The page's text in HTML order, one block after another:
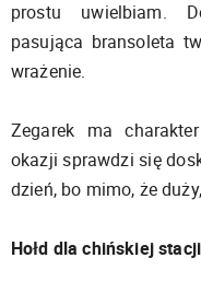
prostu uwielbiam.
pasująca bransoleta
wrażenie.
Zegarek ma
okazji sprawdzi się
dzień, bo mimo, że
Hołd dla chińskiej